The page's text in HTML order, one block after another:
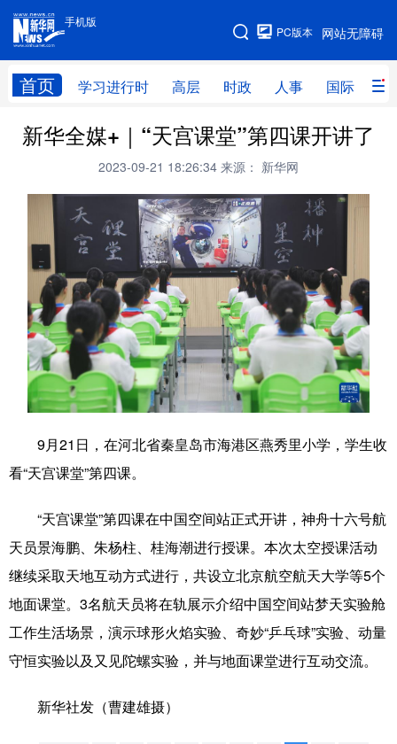
手机版
网站无障碍
PC版本
首页 学习进行时 高层 时政 人事 国际 财
手机版
网站地图
学习进行时 高层 时政 人事
财经 网评
台湾 思客智库 全球连线 教育
科技 科创 量子
文化 书画 健康 军事
访谈 视频 图片 政务
法律 中央文件 金融 汽车
食品 人居 信息化 数字经济
城市
公益 一带一路 亚太网 上市公司
文化产业
地方频道
新华全媒+｜“天宫课堂”第四课开讲了
2023-09-21 18:26:34 来源： 新华网
9月21日，在河北省秦皇岛市海港区燕秀里小学，学生收
看“天宫课堂”第四课。
“天宫课堂”第四课在中国空间站正式开讲，神舟十六号航
天员景海鹏、朱杨柱、桂海潮进行授课。本次太空授课活动
继续采取天地互动方式进行，共设立北京航空航天大学等5个
地面课堂。3名航天员将在轨展示介绍中国空间站梦天实验舱
工作生活场景，演示球形火焰实验、奇妙“乒乓球”实验、动量
守恒实验以及又见陀螺实验，并与地面课堂进行互动交流。
新华社发（曹建雄摄）